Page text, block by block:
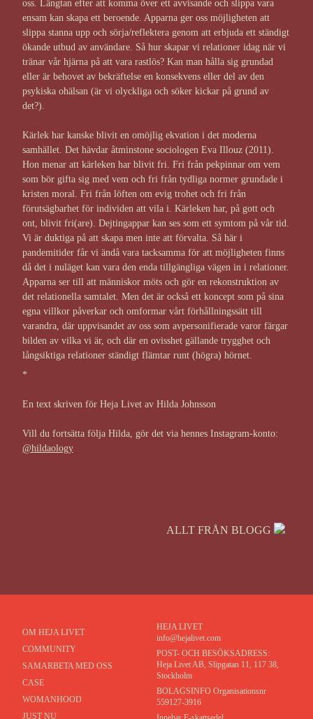
oss. Längtan efter att komma över ett avvisande och slippa vara
ensam kan skapa ett beroende. Apparna ger oss möjligheten att
slippa stanna upp och sörja/reflektera genom att erbjuda ett ständigt
ökande utbud av användare. Så hur skapar vi relationer idag när vi
tränar vår hjärna på att vara rastlös? Kan man hålla sig grundad
eller är behovet av bekräftelse en konsekvens eller del av den
psykiska ohälsan (är vi olyckliga och söker kickar på grund av
det?).
Kärlek har kanske blivit en omöjlig ekvation i det moderna
samhället. Det hävdar åtminstone sociologen Eva Illouz (2011).
Hon menar att kärleken har blivit fri. Fri från pekpinnar om vem
som bör gifta sig med vem och fri från tydliga normer grundade i
kristen moral. Fri från löften om evig trohet och fri från
förutsägbarhet för individen att vila i. Kärleken har, på gott och
ont, blivit fri(are). Dejtingappar kan ses som ett symtom på vår tid.
Vi är duktiga på att skapa men inte att förvalta. Så här i
pandemitider får vi ändå vara tacksamma för att möjligheten finns
då det i nuläget kan vara den enda tillgängliga vägen in i relationer.
Apparna ser till att människor möts och gör en rekonstruktion av
det relationella samtalet. Men det är också ett koncept som på sina
egna villkor påverkar och omformar vårt förhållningssätt till
varandra, där uppvisandet av oss som avpersonifierade varor färgar
bilden av vilka vi är, och där en ovisshet gällande trygghet och
långsiktiga relationer ständigt flämtar runt (högra) hörnet.
*
En text skriven för Heja Livet av Hilda Johnsson
Vill du fortsätta följa Hilda, gör det via hennes Instagram-konto:
@hildaology
ALLT FRÅN BLOGG
OM HEJA LIVET
COMMUNITY
SAMARBETA MED OSS
CASE
WOMANHOOD
JUST NU
HEJA LIVET
info@hejalivet.com
POST- OCH BESÖKSADRESS:
Heja Livet AB, Slipgatan 11, 117 38,
Stockholm
BOLAGSINFO Organisationsnr
559127-3916